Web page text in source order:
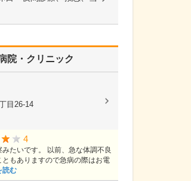
院・クリニック
目26-14
4
たいです。 以前、急な体調不良
もありますので急病の際はお電
読む